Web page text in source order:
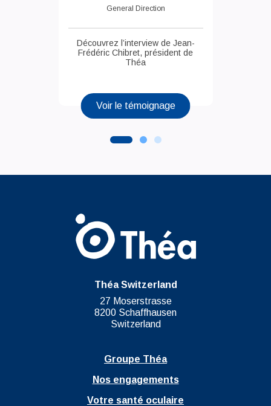
General Direction
Découvrez l’interview de Jean-
Frédéric Chibret, président de
Théa
Voir le témoignage
Théa Switzerland
27 Moserstrasse
8200 Schaffhausen
Switzerland
Groupe Théa
Nos engagements
Votre santé oculaire